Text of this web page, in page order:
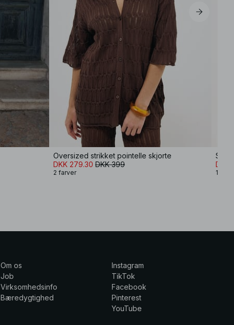
Oversized strikket pointelle skjorte
DKK 279.30 DKK 399
2 farver
DKK
1
Om os
Job
Virksomhedsinfo
Bæredygtighed
Instagram
TikTok
Facebook
Pinterest
YouTube